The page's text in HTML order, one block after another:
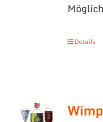
Details